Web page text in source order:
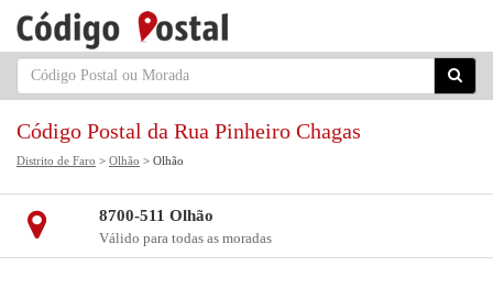
Código Postal da Rua Pinheiro Chagas
Distrito de Faro > Olhão > Olhão
8700-511 Olhão
Válido para todas as moradas